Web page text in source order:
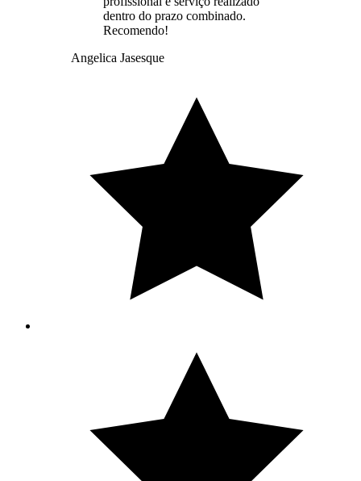
dentro do prazo combinado.
Recomendo!
Angelica Jasesque